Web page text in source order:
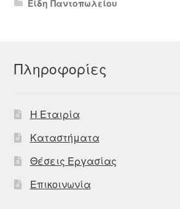
Είδη Παντοπωλείου
Πληροφορίες
Η Εταιρία
Καταστήματα
Θέσεις Εργασίας
Επικοινωνία